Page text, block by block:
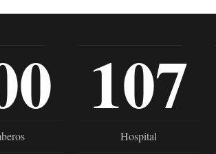
107
Hospital